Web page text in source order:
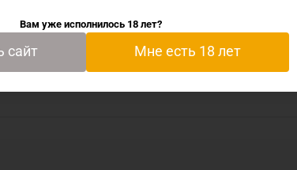
хвои. Такая жидкость подойдет тем, кто ищет
систем) TEA Salt - Хвоя Ягоды 30мл в
области, а так же и по Всей России.
Вам уже исполнилось 18 лет?
сайт Мне есть 18 лет